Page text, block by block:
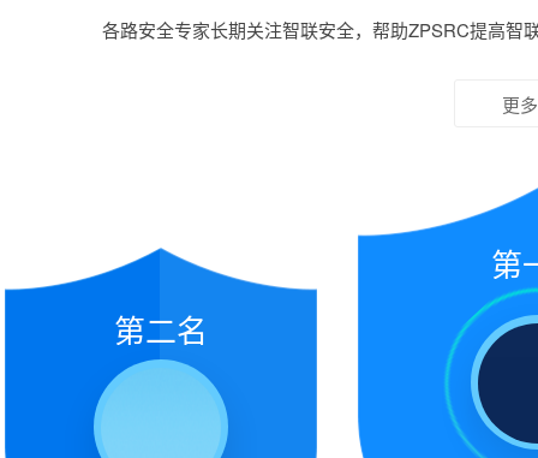
各路安全专家长期关注智联安全，帮助ZPSRC提高智
更
第二名
第